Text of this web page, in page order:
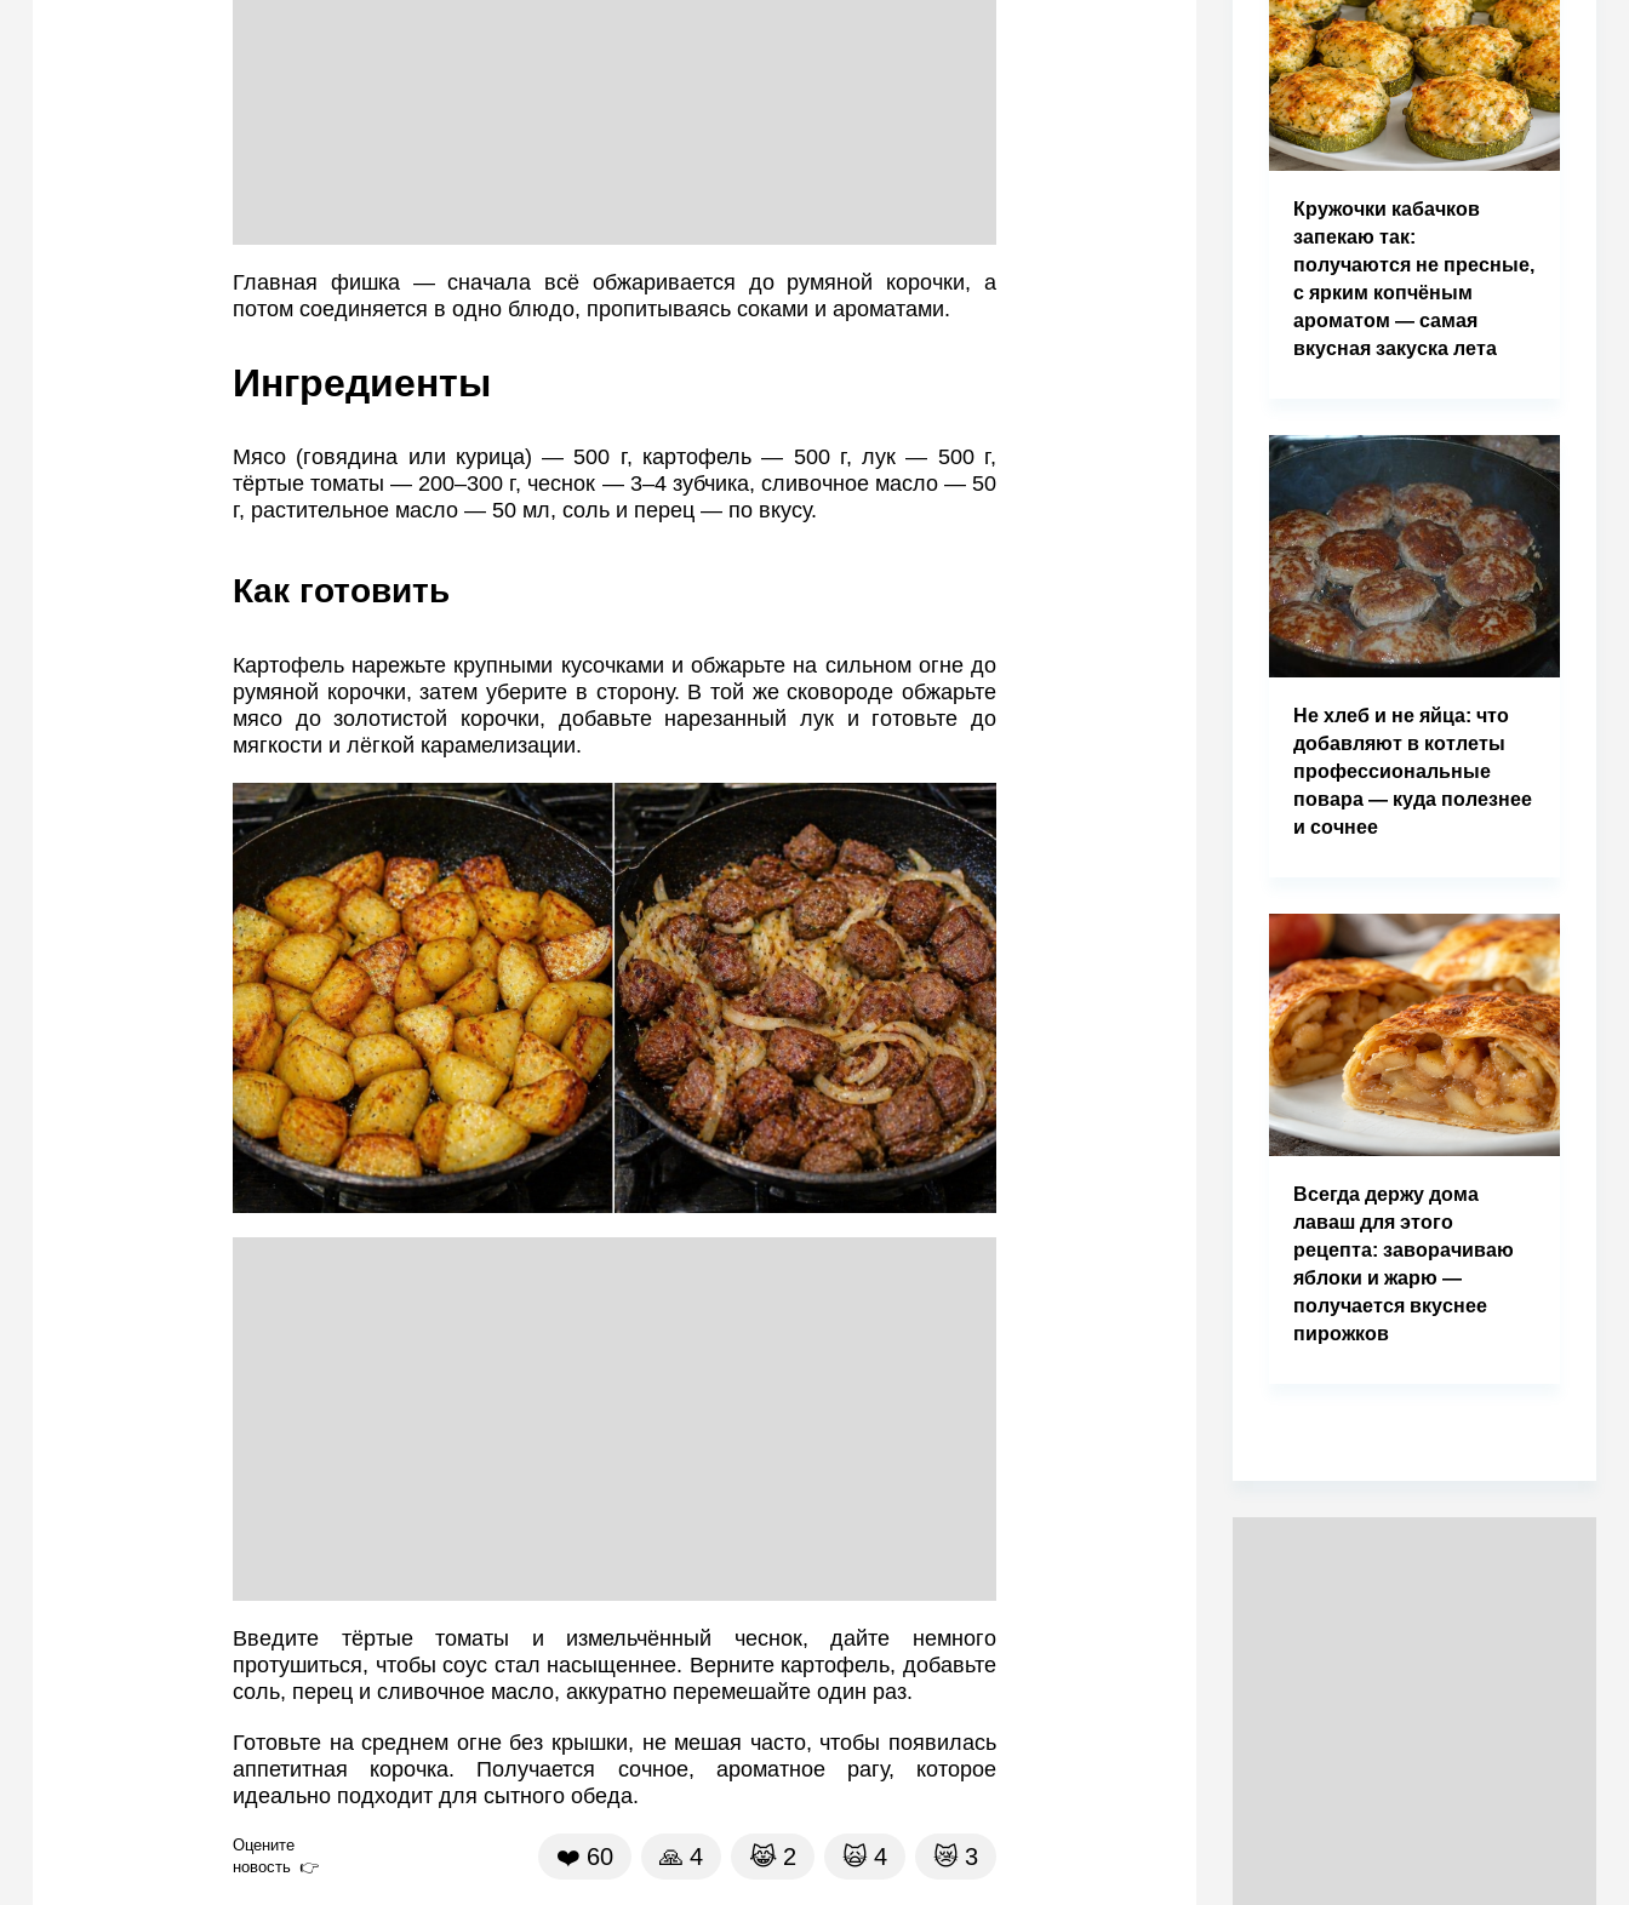
Главная фишка — сначала всё обжаривается до румяной корочки, а
потом соединяется в одно блюдо, пропитываясь соками и ароматами.
Ингредиенты
Мясо (говядина или курица) — 500 г, картофель — 500 г, лук — 500 г,
тёртые томаты — 200–300 г, чеснок — 3–4 зубчика, сливочное масло — 50
г, растительное масло — 50 мл, соль и перец — по вкусу.
Как готовить
Картофель нарежьте крупными кусочками и обжарьте на сильном огне до
румяной корочки, затем уберите в сторону. В той же сковороде обжарьте
мясо до золотистой корочки, добавьте нарезанный лук и готовьте до
мягкости и лёгкой карамелизации.
Введите тёртые томаты и измельчённый чеснок, дайте немного
протушиться, чтобы соус стал насыщеннее. Верните картофель, добавьте
соль, перец и сливочное масло, аккуратно перемешайте один раз.
Готовьте на среднем огне без крышки, не мешая часто, чтобы появилась
аппетитная корочка. Получается сочное, ароматное рагу, которое
идеально подходит для сытного обеда.
Оцените
новость
❤️ 60 🙏 4 😹 2 🙀 4 😿 3
Кружочки кабачков
запекаю так:
получаются не пресные,
с ярким копчёным
ароматом — самая
вкусная закуска лета
Не хлеб и не яйца: что
добавляют в котлеты
профессиональные
повара — куда полезнее
и сочнее
Всегда держу дома
лаваш для этого
рецепта: заворачиваю
яблоки и жарю —
получается вкуснее
пирожков